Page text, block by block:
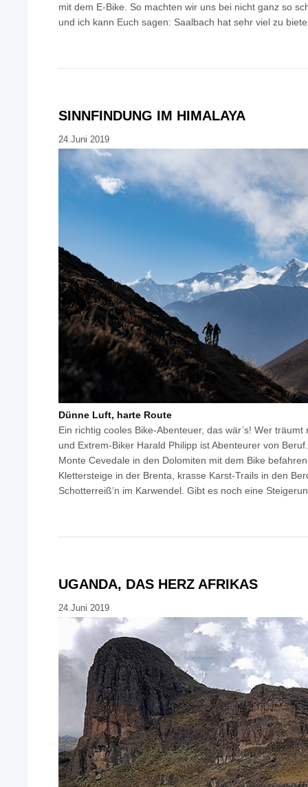
mit dem E-Bike. So machten wir uns bei nicht ganz so
und ich kann Euch sagen: Saalbach hat sehr viel zu
SINNFINDUNG IM HIMALAYA
24.Juni 2019
Dünne Luft, harte Route
Ein richtig cooles Bike-Abenteuer, das wär’s! Wer
und Extrem-Biker Harald Philipp ist Abenteurer von
Monte Cevedale in den Dolomiten mit dem Bike
Klettersteige in der Brenta, krasse Karst-Trails in den
Schotterreiß’n im Karwendel. Gibt es noch eine
UGANDA, DAS HERZ AFRIKAS
24.Juni 2019